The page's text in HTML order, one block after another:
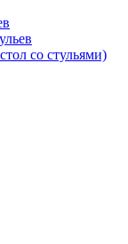
со стульями)